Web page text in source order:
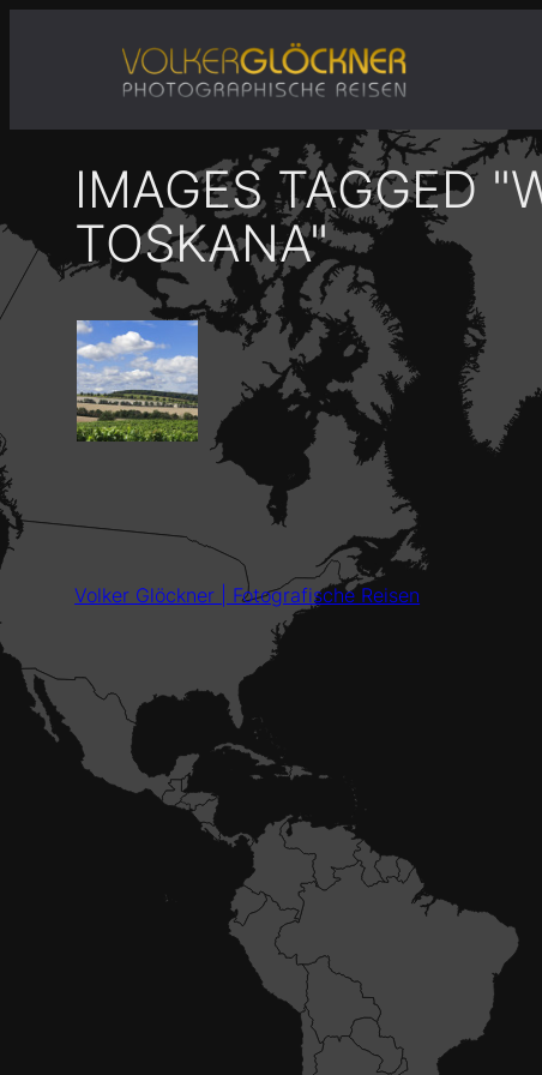
IMAGES TAGGED
TOSKANA"
Volker Glöckner | Fotografische Reisen